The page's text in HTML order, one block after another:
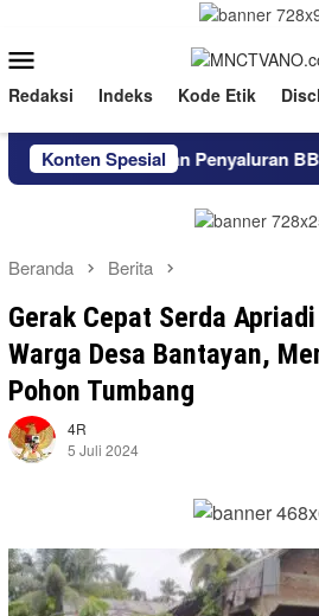
konten
Mobile
Redaksi Indeks Kode Etik
Konten Spesial
dan Layanan Penyaluran BBM di
Beranda Berita
Gerak Cepat Serda
Warga Desa Bantayan,
Pohon Tumbang
4R
5 Juli 2024